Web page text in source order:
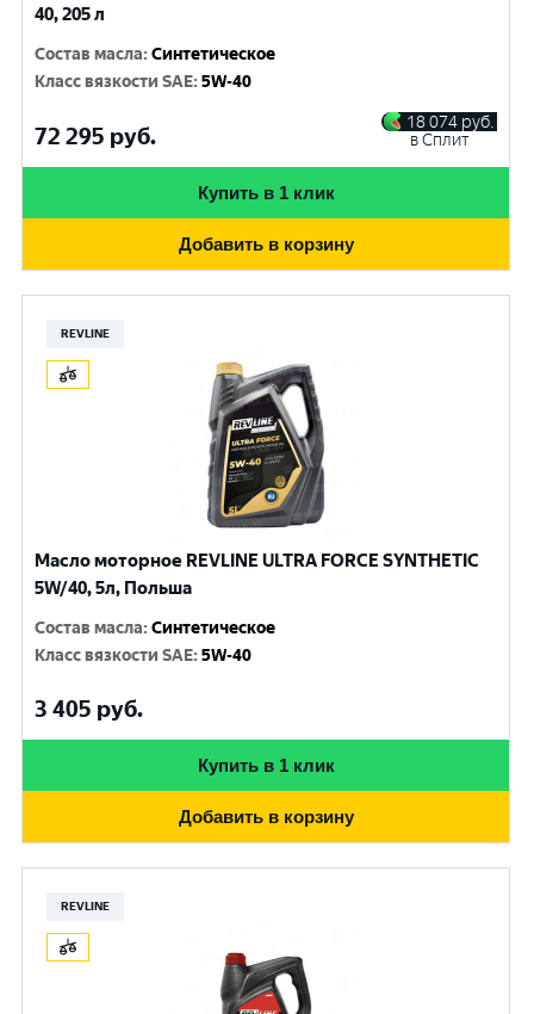
40, 205 л
Состав масла:Синтетическое
Класс вязкости SAE:5W-40
72 295 руб.
18 074 руб.
в Сплит
Купить в 1 клик
Добавить в корзину
REVLINE
Масло моторное REVLINE ULTRA FORCE SYNTHETIC
5W/40, 5л, Польша
Состав масла:Синтетическое
Класс вязкости SAE:5W-40
3 405 руб.
Купить в 1 клик
Добавить в корзину
REVLINE